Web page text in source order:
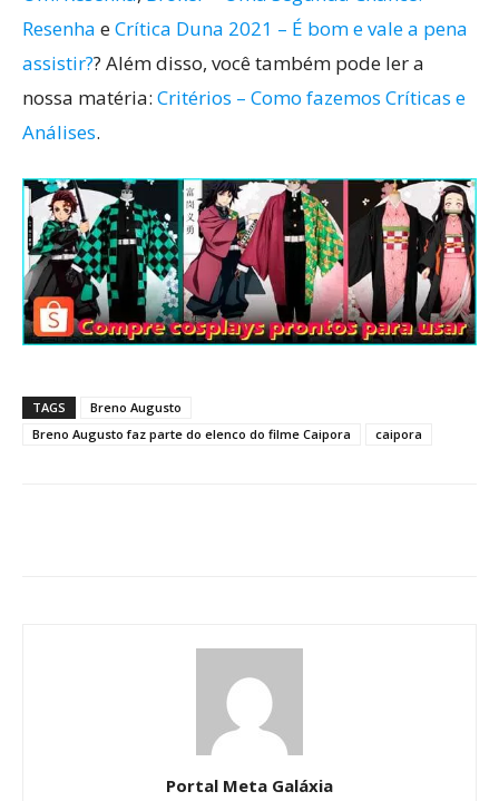
Resenha eCrítica Duna 2021 – É bom e vale a pena
assistir?? Além disso, você também pode ler a
nossa matéria: Critérios – Como fazemos Críticas e
Análises.
TAGS
Breno Augusto
Breno Augusto faz parte do elenco do filme Caipora
caipora
Portal Meta Galáxia